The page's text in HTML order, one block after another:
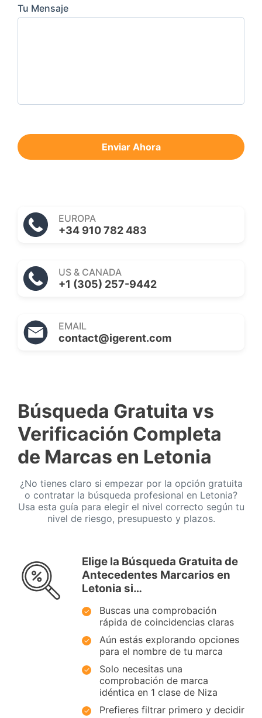
Tu Mensaje
Enviar Ahora
EUROPA
+34 910 782 483
US & CANADA
+1 (305) 257-9442
EMAIL
contact@igerent.com
Búsqueda Gratuita vs
Verificación Completa
de Marcas en Letonia
¿No tienes claro si empezar por la opción gratuita
o contratar la búsqueda profesional en Letonia?
Usa esta guía para elegir el nivel correcto según tu
nivel de riesgo, presupuesto y plazos.
Elige la Búsqueda Gratuita de
Antecedentes Marcarios en
Letonia si…
Buscas una comprobación
rápida de coincidencias claras
Aún estás explorando opciones
para el nombre de tu marca
Solo necesitas una
comprobación de marca
idéntica en 1 clase de Niza
Prefieres filtrar primero y decidir